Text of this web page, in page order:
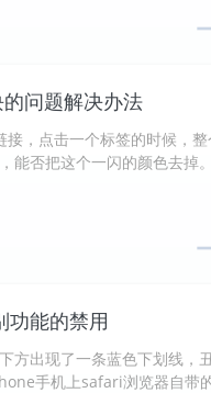
问题解决办法
，点击一个标签的时候，整
能否把这个一闪的颜色去掉。
功能的禁用
方出现了一条蓝色下划线，
手机上safari浏览器自带